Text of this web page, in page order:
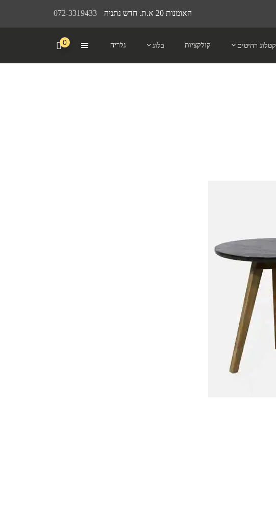
072-3319433 האומנות 20 א.ת. חדש נתניה
קטלוג רהיטים קולקציות בלוג גלריה 0